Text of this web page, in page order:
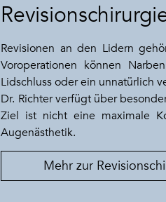
Revisionen an den Lidern
Voroperationen können
Lidschluss oder ein unnatürlich
Dr. Richter verfügt über
Ziel ist nicht eine maximale
Augenästhetik.
Mehr zur